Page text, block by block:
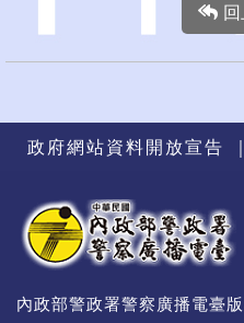
回
政府網站資料開放宣告
內政部警政署警察廣播電臺